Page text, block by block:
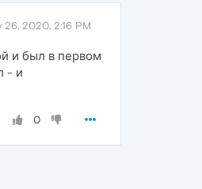
26, 2020, 2:16 PM
и был в первом
- и
0